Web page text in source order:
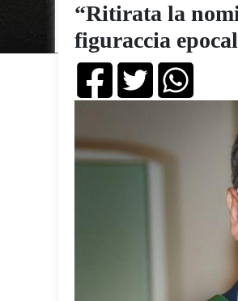
“Ritirata la
figuraccia